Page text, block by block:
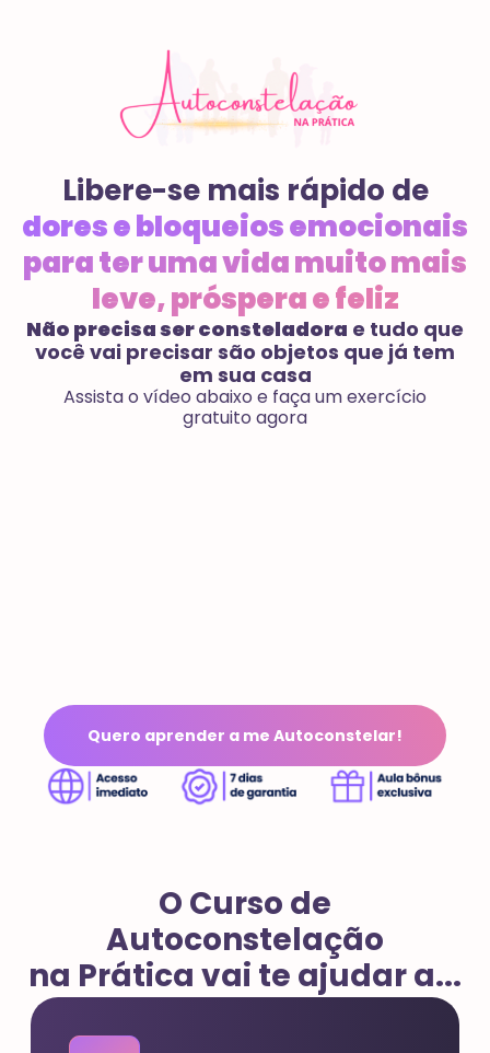
Libere-se mais rápido de
dores e bloqueios emocionais
para ter uma vida muito mais
leve, próspera e feliz
Não precisa ser consteladora e tudo que
você vai precisar são objetos que já tem
em sua casa
Assista o vídeo abaixo e faça um exercício
gratuito agora
Quero aprender a me Autoconstelar!
O Curso de
Autoconstelação
na Prática vai te ajudar a...